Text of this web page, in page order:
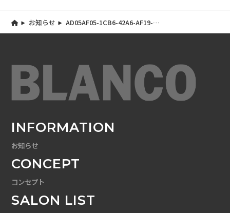
お知らせ
AD05AF05-1CB6-42A6-AF19-
BB19364CF9B2
INFORMATION
お知らせ
CONCEPT
コンセプト
SALON LIST